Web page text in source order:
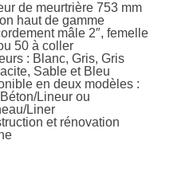
de meurtrière 753 mm
haut de gamme
mâle 2″, femelle
50 à coller
: Blanc, Gris, Gris
Sable et Bleu
en deux modèles :
Lineur ou
Liner
et rénovation